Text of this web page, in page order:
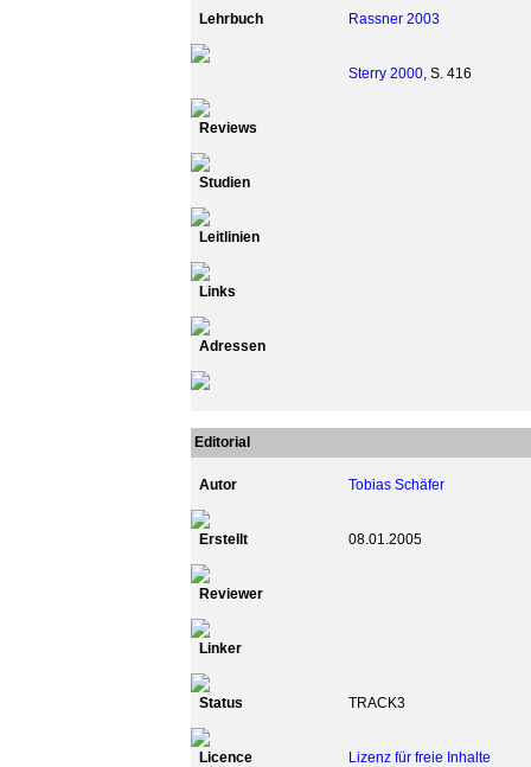
Lehrbuch Rassner 2003
Sterry 2000, S. 416
Reviews
Studien
Leitlinien
Links
Adressen
Editorial
Autor Tobias Schäfer
Erstellt 08.01.2005
Reviewer
Linker
Status TRACK3
Licence Lizenz für freie Inhalte